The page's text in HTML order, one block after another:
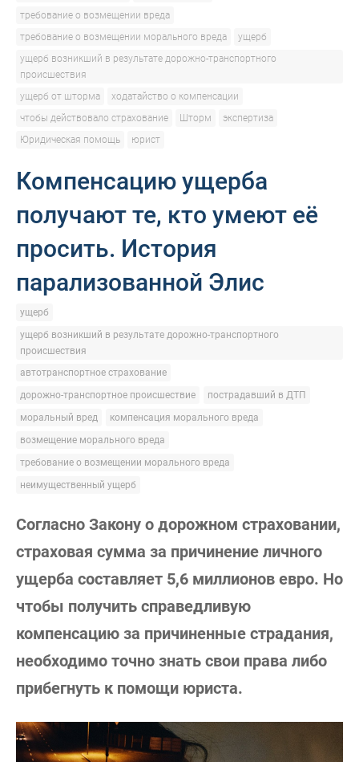
требование о возмещении вреда
требование о возмещении морального вреда
ущерб
ущерб возникший в результате дорожно-транспортного
происшествия
ущерб от шторма
ходатайство о компенсации
чтобы действовало страхование
Шторм
экспертиза
Юридическая помощь
юрист
Компенсацию ущерба
получают те, кто умеют её
просить. История
парализованной Элис
ущерб
ущерб возникший в результате дорожно-транспортного
происшествия
автотранспортное страхование
дорожно-транспортное происшествие
пострадавший в ДТП
моральный вред
компенсация морального вреда
возмещение морального вреда
требование о возмещении морального вреда
неимущественный ущерб
Согласно Закону о дорожном страховании,
страховая сумма за причинение личного
ущерба составляет 5,6 миллионов евро. Но
чтобы получить справедливую
компенсацию за причиненные страдания,
необходимо точно знать свои права либо
прибегнуть к помощи юриста.